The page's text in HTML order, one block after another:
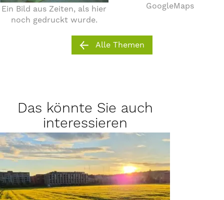
Ein Bild aus Zeiten, als hier
noch gedruckt wurde.
GoogleMaps
Alle Themen
Das könnte Sie auch
interessieren